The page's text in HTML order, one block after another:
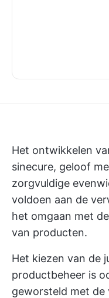
Het ontwikkelen
sinecure, geloof
zorgvuldige
voldoen aan de
het omgaan met
van producten.
Het kiezen van de
productbeheer is
geworsteld met de